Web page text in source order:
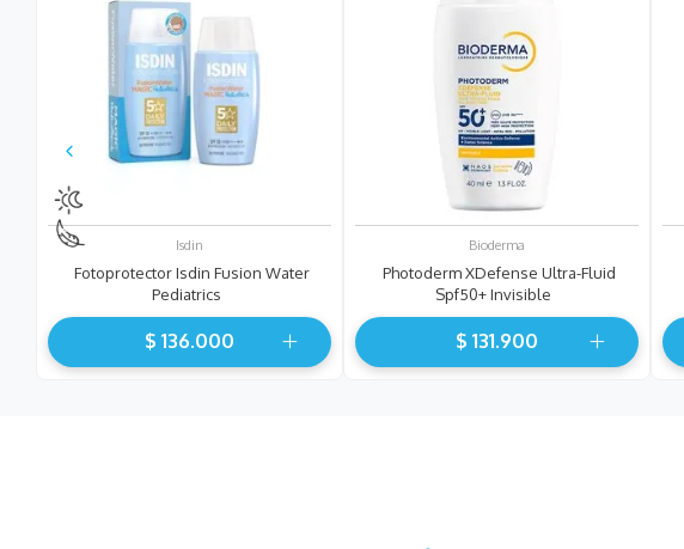
Isdin
Fotoprotector Isdin Fusion Water
Pediatrics
$ 136.000
Bioderma
Photoderm XDefense Ultra-Fluid
Spf50+ Invisible
$ 131.900